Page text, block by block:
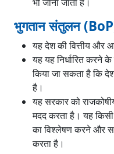
आयात नियंत्रण
विविध उपाय
भुगतान संतुलन संकट (BoP
भुगतान संतुलन संकट से निपटने
भुगतान संतुलन संकट
व्यवस्था (CRA) की
निष्कर्ष
भुगतान संतुलन
यह देश की वित्तीय और
यह यह निर्धारित
किया जा सकता है कि
है।
यह सरकार को
मदद करता है। यह
का विश्लेषण करने और
करता है।